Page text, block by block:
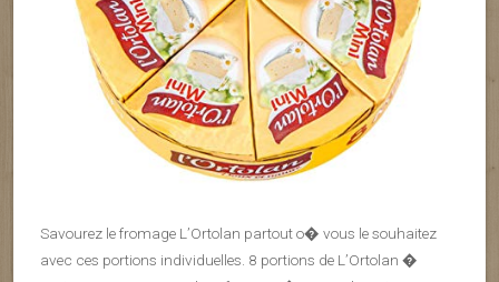
Savourez le fromage L’Ortolan partout o� vous le souhaitez
avec ces portions individuelles. 8 portions de L’Ortolan �